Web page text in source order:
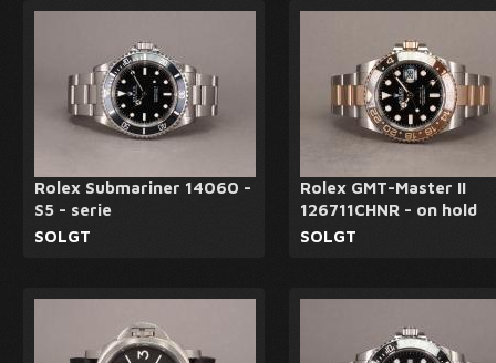
Rolex Submariner 14060 -
S5 - serie
SOLGT
Rolex GMT-Master II
126711CHNR - on hold
SOLGT